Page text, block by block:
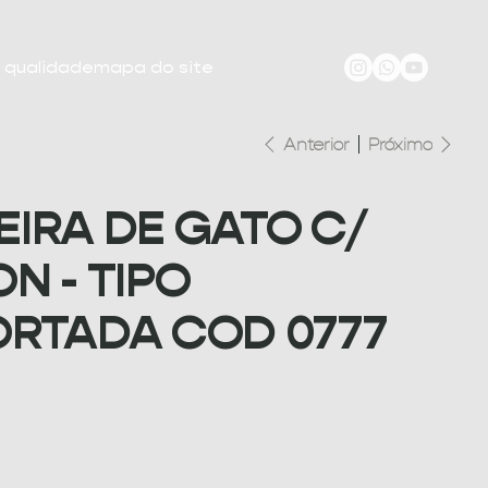
mapa do site
Anterior Próximo
DE GATO C/
- TIPO
COD 0777